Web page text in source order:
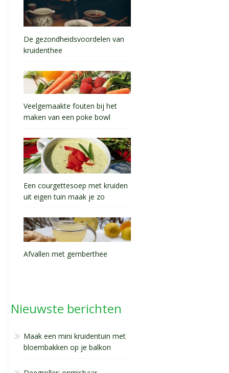
De gezondheidsvoordelen van
kruidenthee
Veelgemaakte fouten bij het
maken van een poke bowl
Een courgettesoep met kruiden
uit eigen tuin maak je zo
Afvallen met gemberthee
Nieuwste berichten
Maak een mini kruidentuin met
bloembakken op je balkon